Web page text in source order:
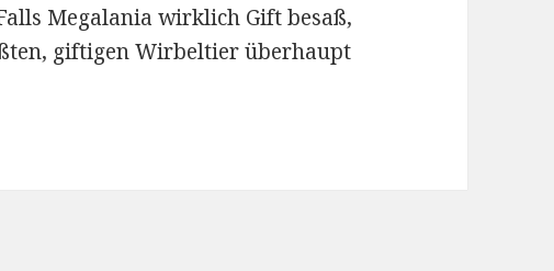
Megalania wirklich Gift besaß,
giftigen Wirbeltier überhaupt